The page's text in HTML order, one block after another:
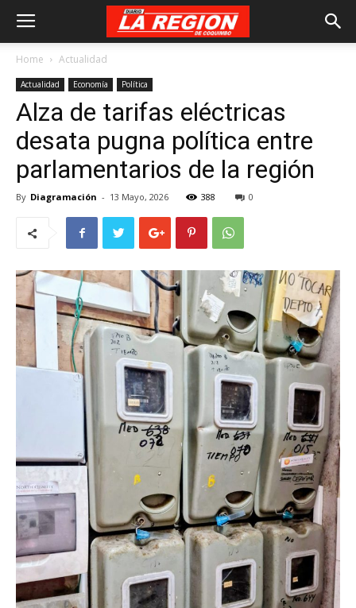
Home Actualidad
Actualidad Economía Política
Alza de tarifas eléctricas
desata pugna política entre
parlamentarios de la región
By Diagramación - 13 Mayo, 2026 388 0